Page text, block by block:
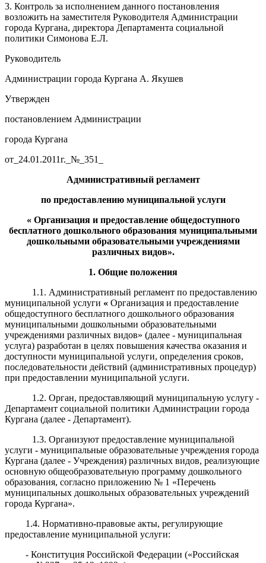
3. Контроль за исполнением данного постановления
возложить на заместителя Руководителя Администрации
города Кургана, директора Департамента социальной
политики Симонова Е.Л.
Руководитель
Администрации города Кургана А. Якушев
Утвержден
постановлением Администрации
города Кургана
от_24.01.2011г._№_351_
Административный регламент
по предоставлению муниципальной услуги
«Организация и предоставление общедоступного
бесплатного дошкольного образования муниципальными
дошкольнымиобразовательнымиучреждениями
различных видов».
1. Общие положения
1.1. Административный регламент по предоставлению
муниципальной услуги « Организация и предоставление
общедоступного бесплатного дошкольного образования
муниципальными дошкольными образовательными
учреждениями различных видов» (далее - муниципальная
услуга) разработан в целях повышения качества оказания и
доступности муниципальной услуги, определения сроков,
последовательности действий (административных процедур)
при предоставлении муниципальной услуги.
1.2. Орган, предоставляющий муниципальную услугу -
Департамент социальной политики Администрации города
Кургана (далее - Департамент).
1.3. Организуют предоставление муниципальной
услуги - муниципальные образовательные учреждения города
Кургана (далее - Учреждения) различных видов, реализующие
основную общеобразовательную программу дошкольного
образования, согласно приложению № 1 «Перечень
муниципальных дошкольных образовательных учреждений
города Кургана».
1.4. Нормативно-правовые акты, регулирующие
предоставление муниципальной услуги:
- Конституция Российской Федерации («Российская